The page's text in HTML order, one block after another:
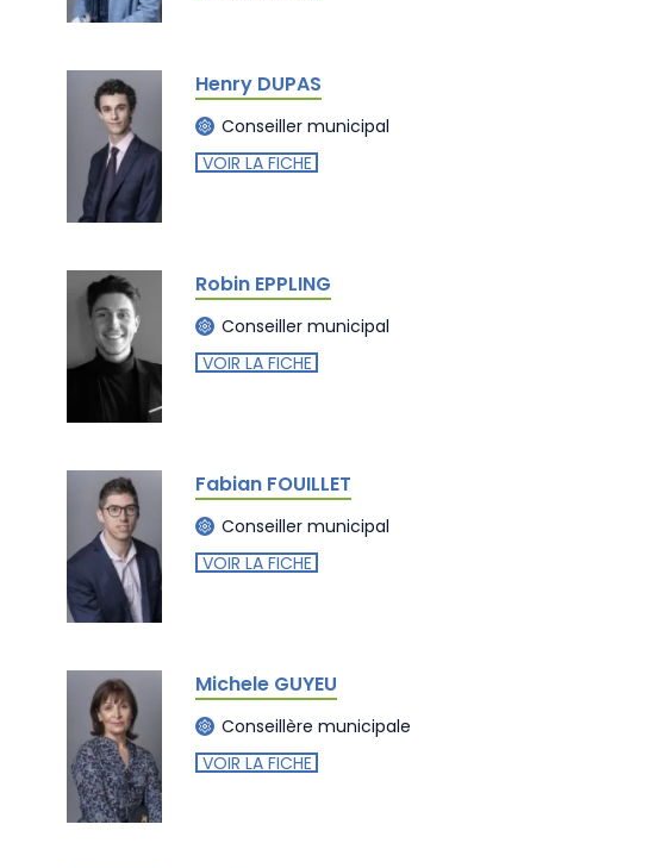
Henry DUPAS
Conseiller municipal
VOIR LA FICHE
Robin EPPLING
Conseiller municipal
VOIR LA FICHE
Fabian FOUILLET
Conseiller municipal
VOIR LA FICHE
Michele GUYEU
Conseillère municipale
VOIR LA FICHE